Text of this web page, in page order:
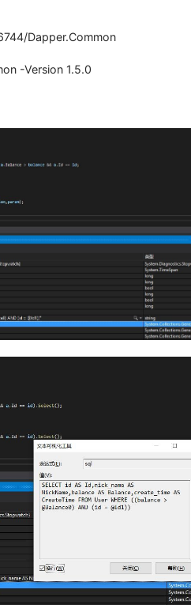
Dapper.Common
-Version 1.5.0